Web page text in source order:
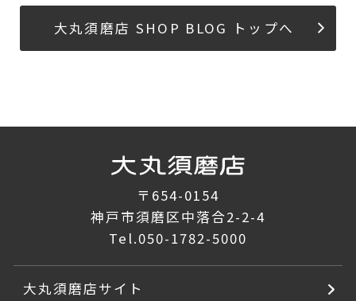
大丸須磨店 SHOP BLOG トップへ
〒654-0154
神戸市須磨区中落合2-2-4
Tel.050-1782-5000
大丸須磨店サイト